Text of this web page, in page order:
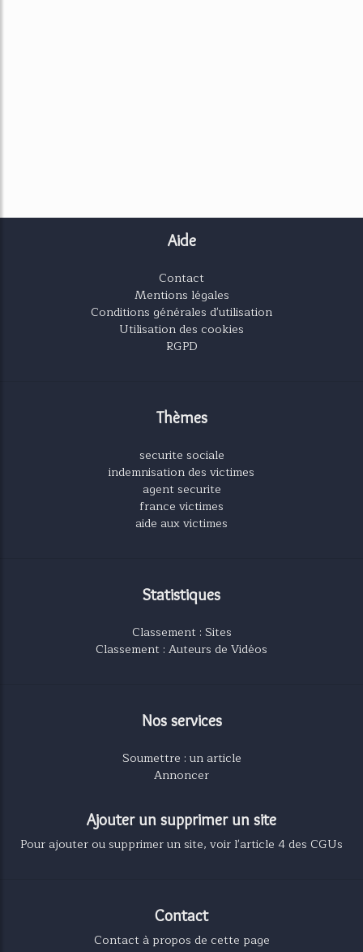
Aide
Contact
Mentions légales
Conditions générales d'utilisation
Utilisation des cookies
RGPD
Thèmes
securite sociale
indemnisation des victimes
agent securite
france victimes
aide aux victimes
Statistiques
Classement : Sites
Classement : Auteurs de Vidéos
Nos services
Soumettre : un article
Annoncer
Ajouter un supprimer un site
Pour ajouter ou supprimer un site, voir l'article 4 des CGUs
Contact
Contact à propos de cette page